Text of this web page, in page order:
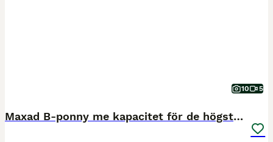
10 5
Maxad B-ponny me kapacitet för de högsta klasserna